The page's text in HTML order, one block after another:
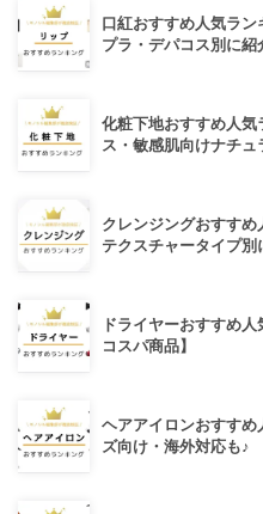
口紅おすすめ人気ラ
プラ・デパコス別に紹
化粧下地おすすめ人
ス・敏感肌向けナチュ
クレンジングおすす
テクスチャータイプ別
ドライヤーおすすめ
コスパ商品】
ヘアアイロンおすす
ズ向け・海外対応も♪